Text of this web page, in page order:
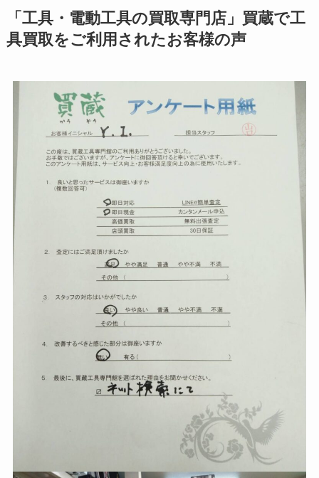
「工具・電動工具の買取専門店」買蔵で工
具買取をご利用されたお客様の声